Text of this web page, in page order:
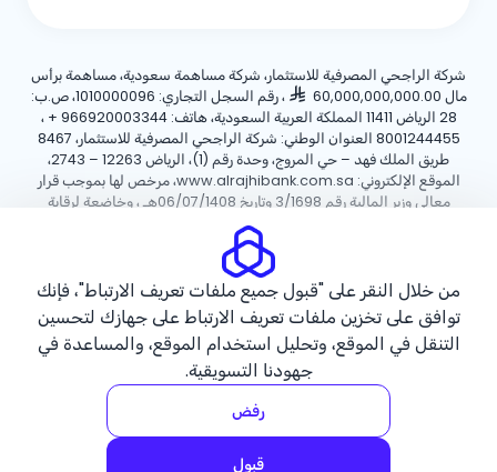
شركة الراجحي المصرفية للاستثمار، شركة مساهمة سعودية، مساهمة برأس
مال 60,000,000,000.00
، رقم السجل التجاري: 1010000096، ص.ب:
28 الرياض 11411 المملكة العربية السعودية، هاتف:
+ 966920003344 ،
8001244455 العنوان الوطني: شركة الراجحي المصرفية للاستثمار، 8467
طريق الملك فهد – حي المروج، وحدة رقم (1)، الرياض 12263 – 2743،
الموقع الإلكتروني: www.alrajhibank.com.sa، مرخص لها بموجب قرار
معالي وزير المالية رقم 3/1698 وتاريخ 06/07/1408هـ ، وخاضعة لرقابة
وإشراف البنك المركزي السعودي.
حقوق الطبع والنشر ©2026 مصرف الراجحي.
سياسة ملفات تعريف الارتباطسياسة الخصوصية الأحكام والشروط
من خلال النقر على "قبول جميع ملفات تعريف الارتباط"، فإنك
توافق على تخزين ملفات تعريف الارتباط على جهازك لتحسين
التنقل في الموقع، وتحليل استخدام الموقع، والمساعدة في
جهودنا التسويقية.
رفض
قبول